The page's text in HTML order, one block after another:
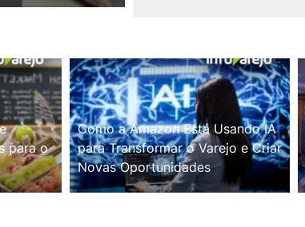
para o
Como a Amazon Está Usando IA
para Transformar o Varejo e Criar
Novas Oportunidades